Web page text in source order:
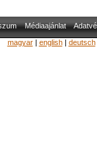
Médiaajánlat
magyar| english| deutsch